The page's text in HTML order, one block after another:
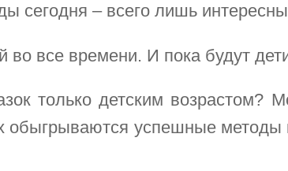
сегодня – всего лишь
все времени. И пока будут
только детским возрастом?
обыгрываются успешные